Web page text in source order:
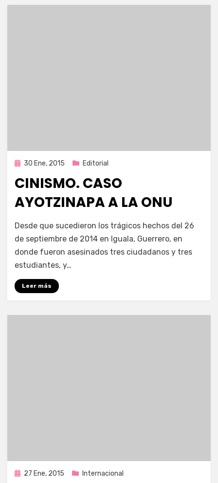
Publicada
30 Ene, 2015 Editorial
CINISMO. CASO
AYOTZINAPA A LA ONU
por
Desde que sucedieron los trágicos hechos del 26
de septiembre de 2014 en Iguala, Guerrero, en
donde fueron asesinados tres ciudadanos y tres
estudiantes, y…
Leer más
Publicada
27 Ene, 2015 Internacional